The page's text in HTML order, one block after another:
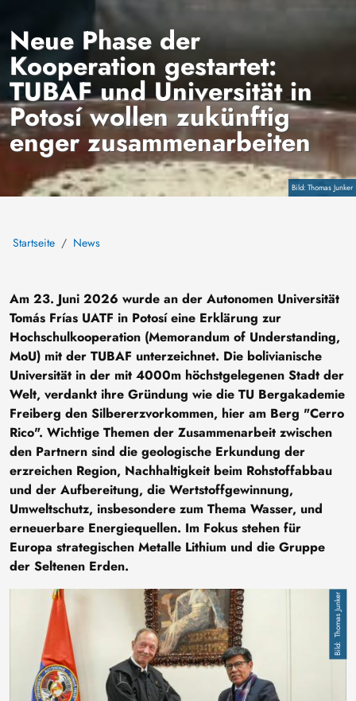
CopyrightThomas Junker
Neue Phase der
Kooperation gestartet:
TUBAF und Universität in
Potosí wollen zukünftig
enger zusammenarbeiten
Startseite News
Am 23. Juni 2026 wurde an der Autonomen Universität
Tomás Frías UATF in Potosí eine Erklärung zur
Hochschulkooperation (Memorandum of Understanding,
MoU) mit der TUBAF unterzeichnet. Die bolivianische
Universität in der mit 4000m höchstgelegenen Stadt der
Welt, verdankt ihre Gründung wie die TU Bergakademie
Freiberg den Silbererzvorkommen, hier am Berg "Cerro
Rico". Wichtige Themen der Zusammenarbeit zwischen
den Partnern sind die geologische Erkundung der
erzreichen Region, Nachhaltigkeit beim Rohstoffabbau
und der Aufbereitung, die Wertstoffgewinnung,
Umweltschutz, insbesondere zum Thema Wasser, und
erneuerbare Energiequellen. Im Fokus stehen für
Europa strategischen Metalle Lithium und die Gruppe
der Seltenen Erden.
Thomas Junker